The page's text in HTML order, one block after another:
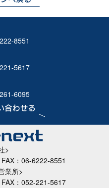
8551
5617
6095
>
FAX：06-6222-8551
業所>
FAX：052-221-5617